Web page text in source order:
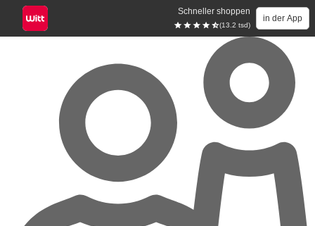
Schneller shoppen
(13.2 tsd)
in der App